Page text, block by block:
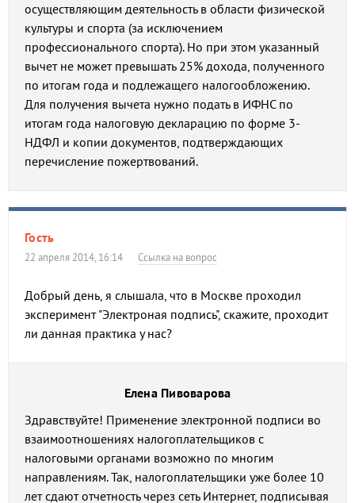
осуществляющим деятельность в области физической
культуры и спорта (за исключением
профессионального спорта). Но при этом указанный
вычет не может превышать 25% дохода, полученного
по итогам года и подлежащего налогообложению.
Для получения вычета нужно подать в ИФНС по
итогам года налоговую декларацию по форме 3-
НДФЛ и копии документов, подтверждающих
перечисление пожертвований.
Гость
22 апреля 2014, 16:14 Ссылка на вопрос
Добрый день, я слышала, что в Москве проходил
эксперимент "Электроная подпись", скажите, проходит
ли данная практика у нас?
Елена Пивоварова
Здравствуйте! Применение электронной подписи во
взаимоотношениях налогоплательщиков с
налоговыми органами возможно по многим
направлениям. Так, налогоплательщики уже более 10
лет сдают отчетность через сеть Интернет, подписывая